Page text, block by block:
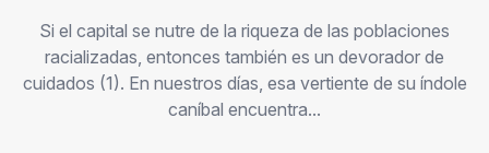
Si el capital se nutre de la riqueza de las poblaciones
racializadas, entonces también es un devorador de
cuidados (1). En nuestros días, esa vertiente de su índole
caníbal encuentra...